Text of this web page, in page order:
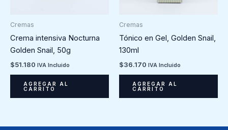
Cremas
Crema intensiva Nocturna
Golden Snail, 50g
$51.180 IVA Incluido
AGREGAR AL
CARRITO
Cremas
Tónico en Gel, Golden Snail,
130ml
$36.170 IVA Incluido
AGREGAR AL
CARRITO